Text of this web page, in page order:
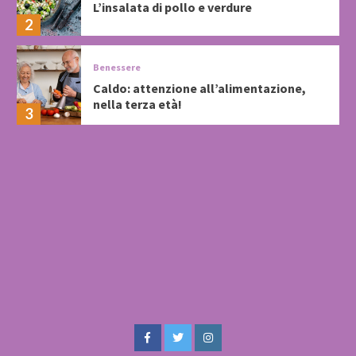
2
L’insalata di pollo e verdure
3
Benessere
Caldo: attenzione all’alimentazione,
nella terza età!
FacebookTwitterInstagram